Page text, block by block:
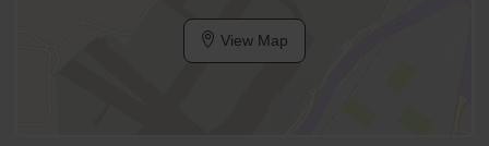
View Map